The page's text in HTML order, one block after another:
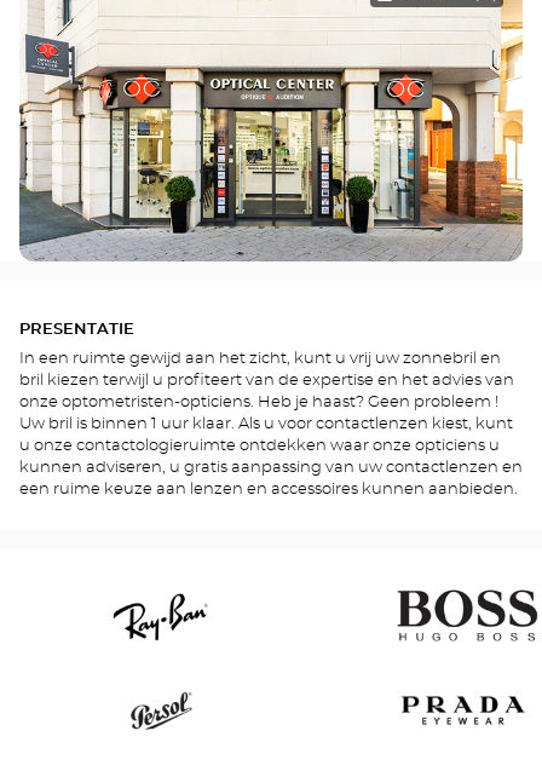
PRESENTATIE
In een ruimte gewijd aan het zicht, kunt u vrij uw zonnebril en
bril kiezen terwijl u profiteert van de expertise en het advies van
onze optometristen-opticiens. Heb je haast? Geen probleem !
Uw bril is binnen 1 uur klaar. Als u voor contactlenzen kiest, kunt
u onze contactologieruimte ontdekken waar onze opticiens u
kunnen adviseren, u gratis aanpassing van uw contactlenzen en
een ruime keuze aan lenzen en accessoires kunnen aanbieden.